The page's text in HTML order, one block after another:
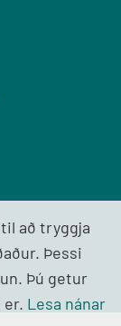
að tryggja
Þessi
Þú getur
Lesa nánar